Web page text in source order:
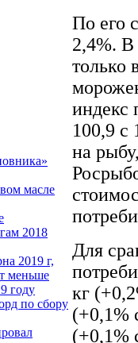
масле
2018
2019 г,
меньше
году
по сбору
По его
2,4%. В
только
индекс
100,9 с
на
Для
кг
(+0,1%
(+0,1%